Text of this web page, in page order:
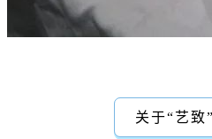
关于“艺致